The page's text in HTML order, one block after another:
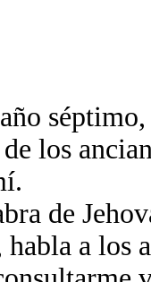
los
de
a los